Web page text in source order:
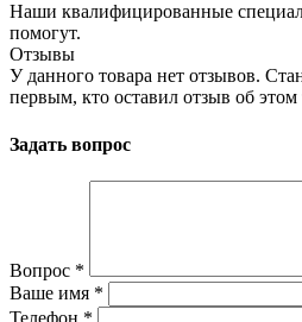
Наши квалифицированные
помогут.
Отзывы
У данного товара нет отзывов.
первым, кто оставил отзыв об этом
Задать вопрос
Вопрос *
Ваше имя *
Телефон *